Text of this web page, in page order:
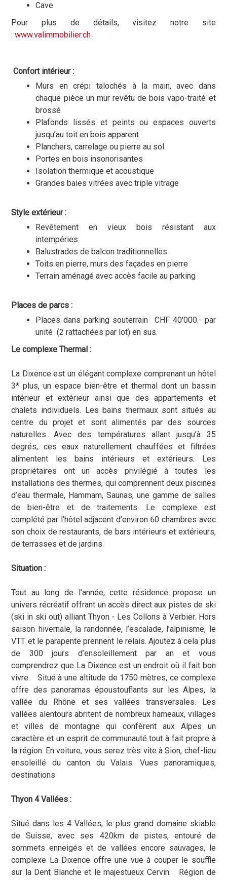
Cave
Pour plus de détails, visitez notre site
:www.valimmobilier.ch
Confort intérieur :
Murs en crépi talochés à la main, avec dans
chaque pièce un mur revêtu de bois vapo-traité et
brossé
Plafonds lissés et peints ou espaces ouverts
jusqu’au toit en bois apparent
Planchers, carrelage ou pierre au sol
Portes en bois insonorisantes
Isolation thermique et acoustique
Grandes baies vitrées avec triple vitrage
Style extérieur :
Revêtement en vieux bois résistant aux
intempéries
Balustrades de balcon traditionnelles
Toits en pierre, murs des façades en pierre
Terrain aménagé avec accès facile au parking
Places de parcs :
Places dans parking souterrain CHF 40'000.- par
unité (2 rattachées par lot) en sus.
Le complexe Thermal :
La Dixence est un élégant complexe comprenant un hôtel
3* plus, un espace bien-être et thermal dont un bassin
intérieur et extérieur ainsi que des appartements et
chalets individuels. Les bains thermaux sont situés au
centre du projet et sont alimentés par des sources
naturelles. Avec des températures allant jusqu’à 35
degrés, ces eaux naturellement chauffées et filtrées
alimentent les bains intérieurs et extérieurs. Les
propriétaires ont un accès privilégié à toutes les
installations des thermes, qui comprennent deux piscines
d’eau thermale, Hammam, Saunas, une gamme de salles
de bien-être et de traitements. Le complexe est
complété par l’hôtel adjacent d’environ 60 chambres avec
son choix de restaurants, de bars intérieurs et extérieurs,
de terrasses et de jardins.
Situation :
Tout au long de l’année, cette résidence propose un
univers récréatif offrant un accès direct aux pistes de ski
(ski in ski out) alliant Thyon - Les Collons à Verbier. Hors
saison hivernale, la randonnée, l’escalade, l’alpinisme, le
VTT et le parapente prennent le relais. Ajoutez à cela plus
de 300 jours d’ensoleillement par an et vous
comprendrez que La Dixence est un endroit où il fait bon
vivre. Situé à une altitude de 1750 mètres, ce complexe
offre des panoramas époustouflants sur les Alpes, la
vallée du Rhône et ses vallées transversales. Les
vallées alentours abritent de nombreux hameaux, villages
et villes de montagne qui confèrent aux Alpes un
caractère et un esprit de communauté tout à fait propre à
la région. En voiture, vous serez très vite à Sion, chef-lieu
ensoleillé du canton du Valais. Vues panoramiques,
destinations
Thyon 4 Vallées :
Situé dans les 4 Vallées, le plus grand domaine skiable
de Suisse, avec ses 420km de pistes, entouré de
sommets enneigés et de vallées encore sauvages, le
complexe La Dixence offre une vue à couper le souffle
sur la Dent Blanche et le majestueux Cervin. Région de